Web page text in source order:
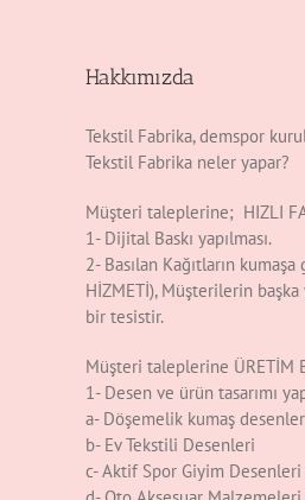
Hakkımızda
Tekstil Fabrika, demspor
Tekstil Fabrika neler yapar?
Müşteri taleplerine; HIZLI
1- Dijital Baskı yapılması.
2- Basılan Kağıtların
HİZMETİ), Müşterilerin
bir tesistir.
Müşteri taleplerine ÜRETİM
1- Desen ve ürün tasarımı
a- Döşemelik kumaş
b- Ev Tekstili Desenleri
c- Aktif Spor Giyim